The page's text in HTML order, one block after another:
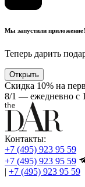
Мы запустили приложение!
Теперь дарить
Открыть
Скидка 10% на
8/1 — ежедневно с
Контакты:
+7 (495) 923 95 59
+7 (495) 923 95 59
| +7 (495) 923 95 59